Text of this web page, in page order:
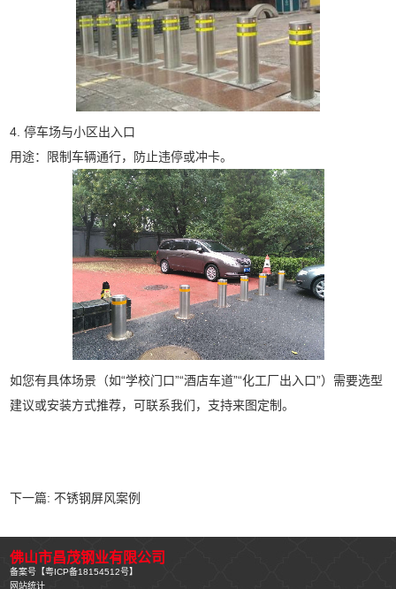
4. 停车场与小区出入口
用途：限制车辆通行，防止违停或冲卡。
如您有具体场景（如“学校门口”“酒店车道”“化工厂出入口”）需要选型
建议或安装方式推荐，可联系我们，支持来图定制。
下一篇:不锈钢屏风案例
佛山市昌茂钢业有限公司
备案号【粤ICP备18154512号】
网站统计